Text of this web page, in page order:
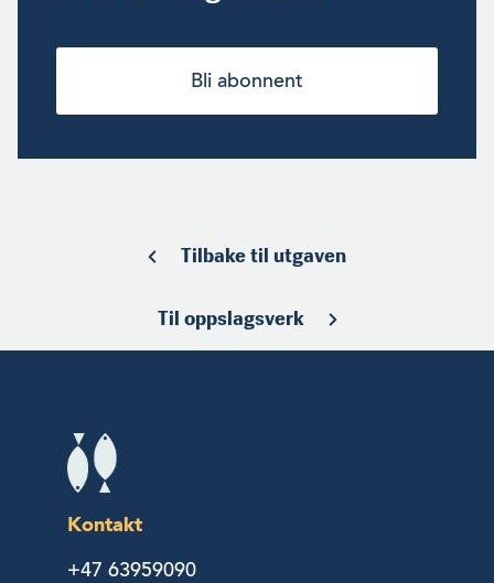
Bli abonnent
Tilbake til utgaven
Til oppslagsverk
Kontakt
+47 63959090